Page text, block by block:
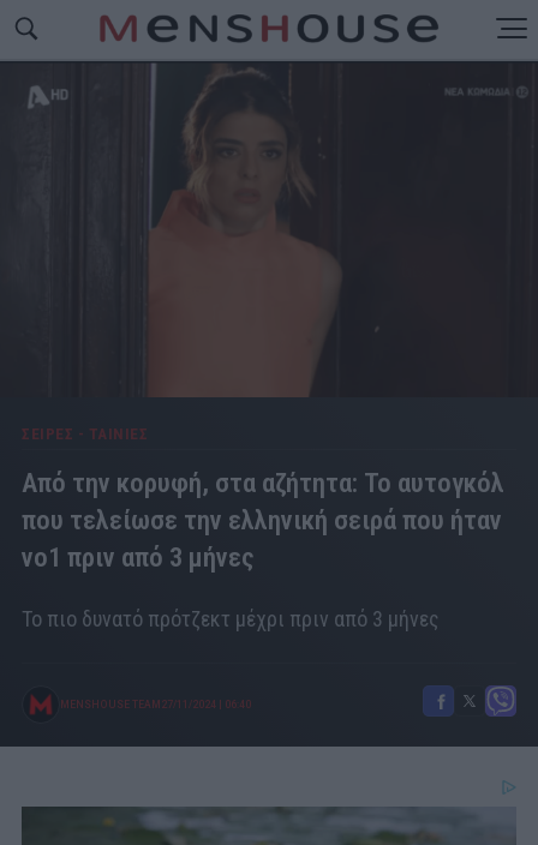
ΣΕΙΡΕΣ - ΤΑΙΝΙΕΣ
Από την κορυφή, στα αζήτητα: Το αυτογκόλ
που τελείωσε την ελληνική σειρά που ήταν
νο1 πριν από 3 μήνες
Το πιο δυνατό πρότζεκτ μέχρι πριν από 3 μήνες
MENSHOUSE TEAM 27/11/2024 06:40